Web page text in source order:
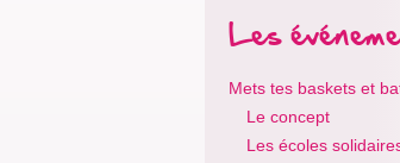
Les
Mets tes baskets et
Le concept
Les écoles